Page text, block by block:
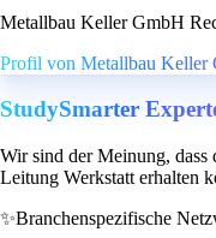
Metallbau Keller GmbH
Profil von Metallbau Keller
StudySmarter
Wir sind der Meinung,
Leitung Werkstatt erhalten
✨Branchenspezifische